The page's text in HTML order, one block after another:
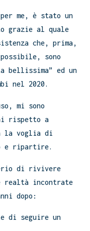
me, è stato un
grazie al quale
che, prima,
possibile, sono
bellissima” ed un
nel 2020.
mi sono
rispetto a
la voglia di
e ripartire.
di rivivere
realtà incontrate
dopo:
di seguire un